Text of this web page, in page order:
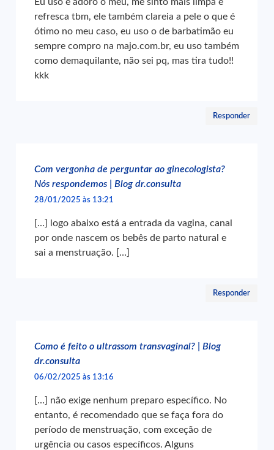
refresca tbm, ele também clareia a pele o que é
ótimo no meu caso, eu uso o de barbatimão eu
sempre compro na majo.com.br, eu uso também
como demaquilante, não sei pq, mas tira tudo!!
kkk
Responder
Com vergonha de perguntar ao ginecologista?
Nós respondemos | Blog dr.consulta
28/01/2025 às 13:21
[…] logo abaixo está a entrada da vagina, canal
por onde nascem os bebês de parto natural e
sai a menstruação. […]
Responder
Como é feito o ultrassom transvaginal? | Blog
dr.consulta
06/02/2025 às 13:16
[…] não exige nenhum preparo específico. No
entanto, é recomendado que se faça fora do
período de menstruação, com exceção de
urgência ou casos específicos. Alguns